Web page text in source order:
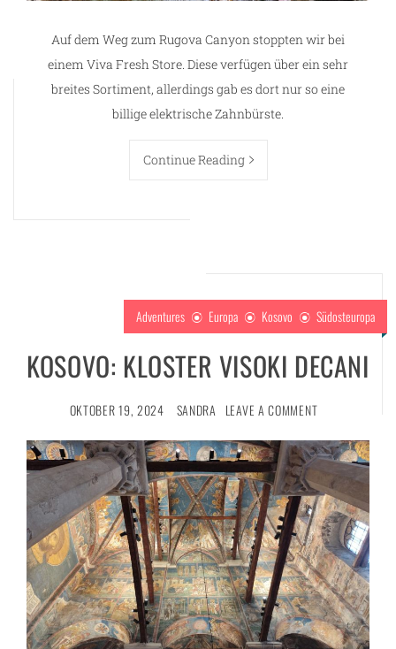
Auf dem Weg zum Rugova Canyon stoppten wir bei
einem Viva Fresh Store. Diese verfügen über ein sehr
breites Sortiment, allerdings gab es dort nur so eine
billige elektrische Zahnbürste.
Continue Reading
Adventures Europa Kosovo Südosteuropa
KOSOVO: KLOSTER VISOKI DECANI
OKTOBER 19, 2024 SANDRA LEAVE A COMMENT